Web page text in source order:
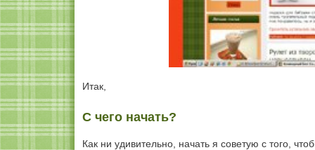
Итак,
С чего начать?
Как ни удивительно, начать я советую с того,